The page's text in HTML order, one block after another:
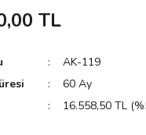
TL
AK-119
60 Ay
16.558,50 TL